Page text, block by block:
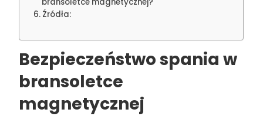
Źródła:
Bezpieczeństwo spania w
bransoletce
magnetycznej